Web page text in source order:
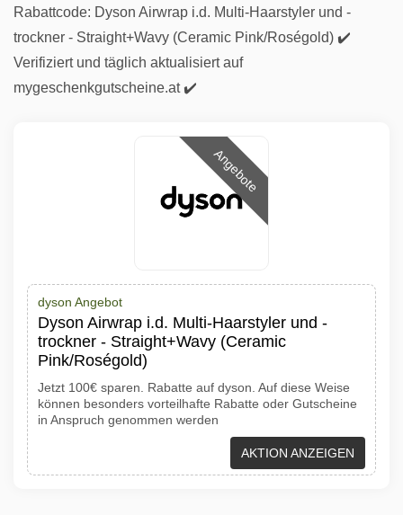
Rabattcode: Dyson Airwrap i.d. Multi-Haarstyler und -
trockner - Straight+Wavy (Ceramic Pink/Roségold) ✔️
Verifiziert und täglich aktualisiert auf
mygeschenkgutscheine.at ✔️
Angebote
dyson Angebot
Dyson Airwrap i.d. Multi-Haarstyler und -
trockner - Straight+Wavy (Ceramic
Pink/Roségold)
Jetzt 100€ sparen. Rabatte auf dyson. Auf diese Weise
können besonders vorteilhafte Rabatte oder Gutscheine
in Anspruch genommen werden
AKTION ANZEIGEN